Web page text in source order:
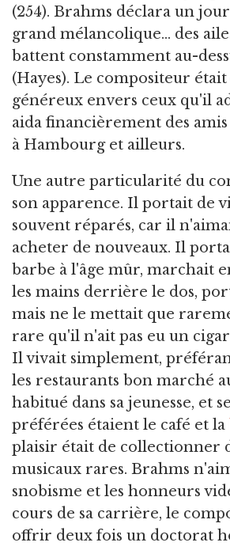
(254). Brahms déclara un jour
grand mélancolique... des
battent constamment au-
(Hayes). Le compositeur
généreux envers ceux qu'il
aida financièrement des amis
à Hambourg et ailleurs.
Une autre particularité du
son apparence. Il portait de
souvent réparés, car il
acheter de nouveaux. Il
barbe à l'âge mûr, marchait
les mains derrière le dos,
mais ne le mettait que
rare qu'il n'ait pas eu un
Il vivait simplement,
les restaurants bon marché
habitué dans sa jeunesse, et
préférées étaient le café et la
plaisir était de collectionner
musicaux rares. Brahms
snobisme et les honneurs
cours de sa carrière, le
offrir deux fois un doctorat